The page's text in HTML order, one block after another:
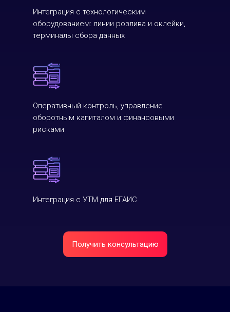
Получить консультацию
Интеграция с технологическим
оборудованием: линии розлива и оклейки,
терминалы сбора данных
Интеграция с УТМ для ЕГАИС
Оперативный контроль, управление
оборотным капиталом и финансовыми
рисками